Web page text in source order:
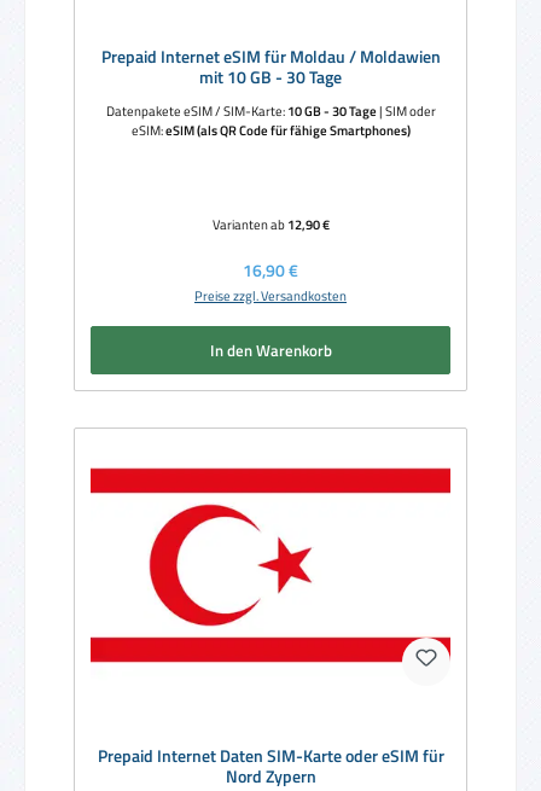
Prepaid Internet eSIM für Moldau / Moldawien
mit 10 GB - 30 Tage
Datenpakete eSIM / SIM-Karte:10 GB - 30 Tage|SIM oder
eSIM:eSIM (als QR Code für fähige Smartphones)
Varianten ab12,90 €
Regulärer Preis:
16,90 €
Preise zzgl. Versandkosten
In den Warenkorb
Prepaid Internet Daten SIM-Karte oder eSIM für
Nord Zypern